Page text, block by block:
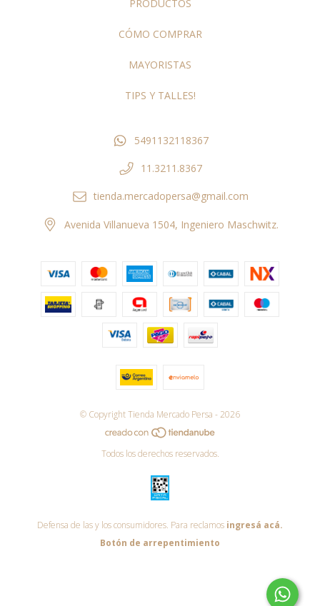
PRODUCTOS
CÓMO COMPRAR
MAYORISTAS
TIPS Y TALLES!
5491132118367
11.3211.8367
tienda.mercadopersa@gmail.com
Avenida Villanueva 1504, Ingeniero Maschwitz.
© Copyright Tienda Mercado Persa - 2026
Todos los derechos reservados.
Defensa de las y los consumidores. Para reclamos ingresá acá.
Botón de arrepentimiento